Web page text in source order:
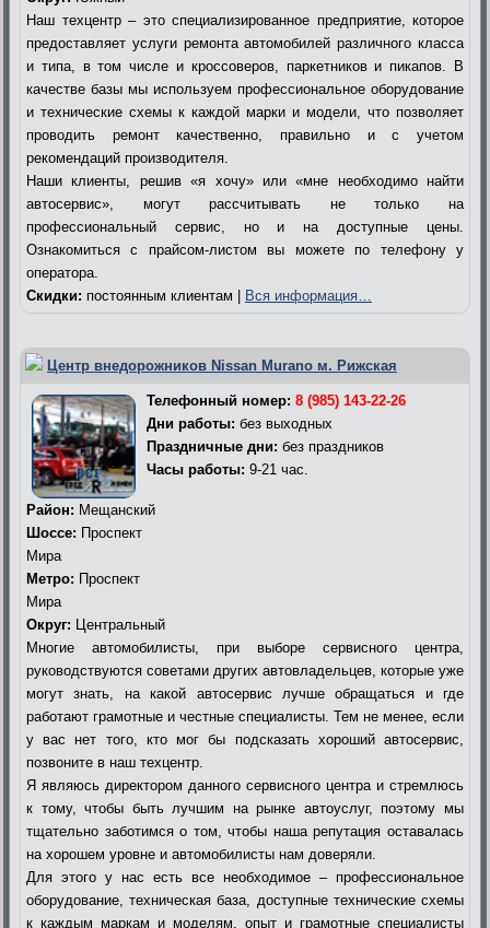
Наш техцентр – это специализированное предприятие, которое
предоставляет услуги ремонта автомобилей различного класса
и типа, в том числе и кроссоверов, паркетников и пикапов. В
качестве базы мы используем профессиональное оборудование
и технические схемы к каждой марки и модели, что позволяет
проводить ремонт качественно, правильно и с учетом
рекомендаций производителя.
Наши клиенты, решив «я хочу» или «мне необходимо найти
автосервис», могут рассчитывать не только на
профессиональный сервис, но и на доступные цены.
Ознакомиться с прайсом-листом вы можете по телефону у
оператора.
Скидки: постоянным клиентам | Вся информация…
Центр внедорожников Nissan Murano м. Рижская
Телефонный номер: 8 (985) 143-22-26
Дни работы: без выходных
Праздничные дни: без праздников
Часы работы: 9-21 час.
Район: Мещанский
Шоссе: Проспект
Мира
Метро: Проспект
Мира
Округ: Центральный
Многие автомобилисты, при выборе сервисного центра,
руководствуются советами других автовладельцев, которые уже
могут знать, на какой автосервис лучше обращаться и где
работают грамотные и честные специалисты. Тем не менее, если
у вас нет того, кто мог бы подсказать хороший автосервис,
позвоните в наш техцентр.
Я являюсь директором данного сервисного центра и стремлюсь
к тому, чтобы быть лучшим на рынке автоуслуг, поэтому мы
тщательно заботимся о том, чтобы наша репутация оставалась
на хорошем уровне и автомобилисты нам доверяли.
Для этого у нас есть все необходимое – профессиональное
оборудование, техническая база, доступные технические схемы
к каждым маркам и моделям, опыт и грамотные специалисты